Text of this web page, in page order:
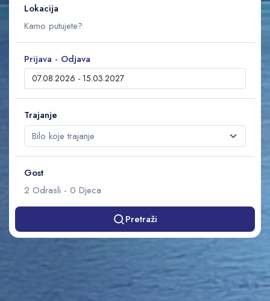
Lokacija
Prijava - Odjava
Trajanje
Gost
2 Odrasli - 0 Djeca
Pretraži